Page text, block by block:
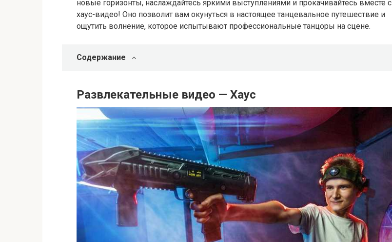
новые горизонты, наслаждайтесь яркими выступлениями и прокачивайтесь вместе с
хаус-видео! Оно позволит вам окунуться в настоящее танцевальное путешествие и
ощутить волнение, которое испытывают профессиональные танцоры на сцене.
Содержание
Развлекательные видео — Хаус